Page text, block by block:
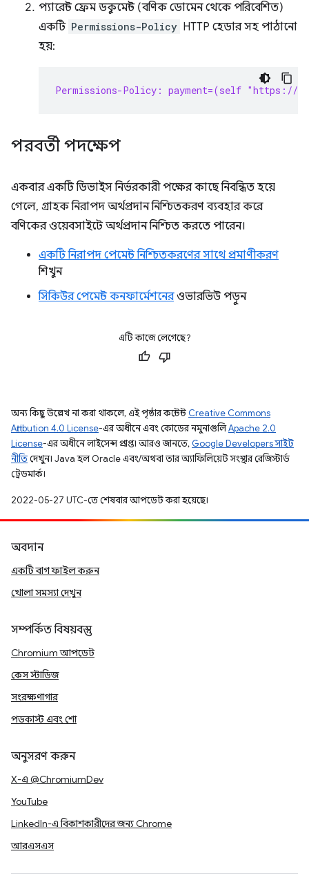
প্যারেন্ট ফ্রেম ডকুমেন্ট (বণিক ডোমেন থেকে পরিবেশিত)
একটি Permissions-Policy HTTP হেডার সহ পাঠানো
হয়:
Permissions-Policy: payment=(self "https://
পরবর্তী পদক্ষেপ
একবার একটি ডিভাইস নির্ভরকারী পক্ষের কাছে নিবন্ধিত হয়ে
গেলে, গ্রাহক নিরাপদ অর্থপ্রদান নিশ্চিতকরণ ব্যবহার করে
বণিকের ওয়েবসাইটে অর্থপ্রদান নিশ্চিত করতে পারেন।
একটি নিরাপদ পেমেন্ট নিশ্চিতকরণের সাথে প্রমাণীকরণ
শিখুন
সিকিউর পেমেন্ট কনফার্মেশনেরওভারভিউ পড়ুন
এটি কাজে লেগেছে?
অন্য কিছু উল্লেখ না করা থাকলে, এই পৃষ্ঠার কন্টেন্ট Creative Commons
Attribution 4.0 License-এর অধীনে এবং কোডের নমুনাগুলিApache 2.0
License-এর অধীনে লাইসেন্স প্রাপ্ত। আরও জানতে, Google Developers সাইট
নীতিদেখুন। Java হল Oracle এবং/অথবা তার অ্যাফিলিয়েট সংস্থার রেজিস্টার্ড
ট্রেডমার্ক।
2022-05-27 UTC-তে শেষবার আপডেট করা হয়েছে।
অবদান
একটি বাগ ফাইল করুন
খোলা সমস্যা দেখুন
সম্পর্কিত বিষয়বস্তু
Chromium আপডেট
কেস স্টাডিজ
সংরক্ষণাগার
পডকাস্ট এবং শো
অনুসরণ করুন
X-এ @ChromiumDev
YouTube
LinkedIn-এ বিকাশকারীদের জন্য Chrome
আরএসএস